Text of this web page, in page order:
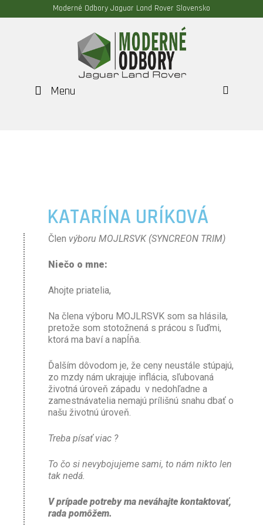
Moderné Odbory Jaguar Land Rover Slovensko
Menu
KATARÍNA URÍKOVÁ
Člen výboru MOJLRSVK (SYNCREON TRIM)
Niečo o mne:
Ahojte priatelia,
Na člena výboru MOJLRSVK som sa hlásila,
pretože som stotožnená s prácou s ľuďmi,
ktorá ma baví a napĺňa.
Ďalším dôvodom je, že ceny neustále stúpajú,
zo mzdy nám ukrajuje inflácia, sľubovaná
životná úroveň západu v nedohľadne a
zamestnávatelia nemajú prílišnú snahu dbať o
našu životnú úroveň.
Treba písať viac ?
To čo si nevybojujeme sami, to nám nikto len
tak nedá.
V prípade potreby ma neváhajte kontaktovať,
rada pomôžem.